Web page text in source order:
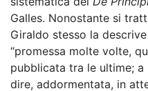
Galles. Nonostante si
Giraldo stesso la
“promessa molte volte,
pubblicata tra le ultime;
dire, addormentata, in